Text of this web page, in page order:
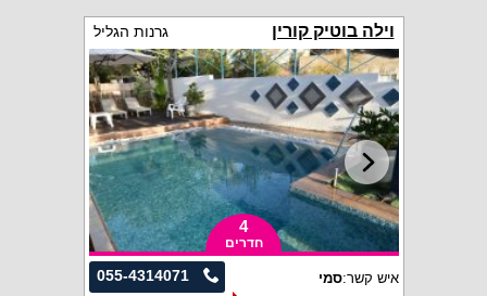
וילה בוטיק קורין גרנות הגליל
4
חדרים
055-4314071 איש קשר:סמי